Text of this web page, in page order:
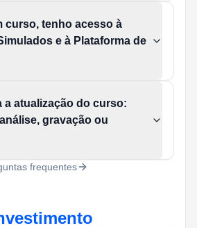
curso, tenho acesso à
e à Plataforma de
a atualização do curso:
gravação ou
frequentes